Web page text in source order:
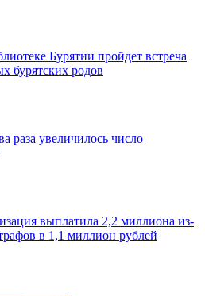
Бурятии пройдет встреча
бурятских родов
раза увеличилось число
выплатила 2,2 миллиона из-
в 1,1 миллион рублей